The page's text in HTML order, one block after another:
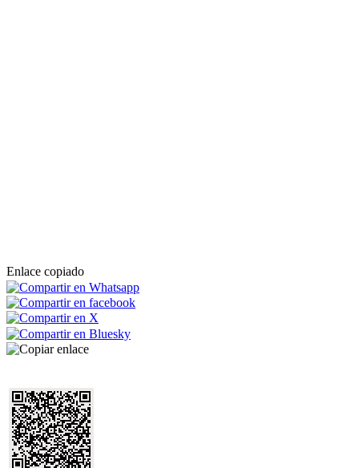
Enlace copiado